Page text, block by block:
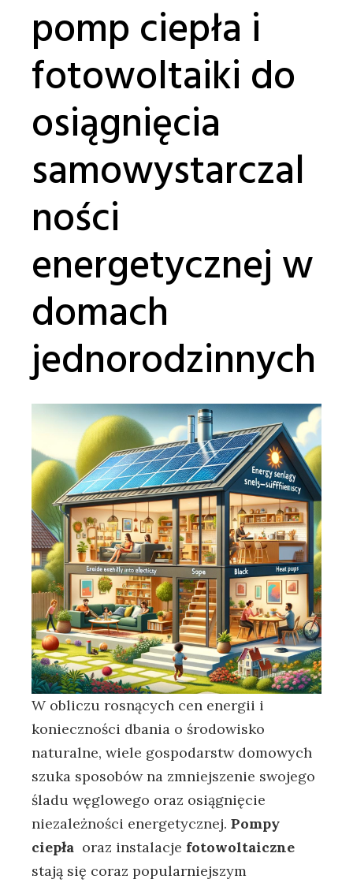
pomp ciepła i
fotowoltaiki do
osiągnięcia
samowystarczal
ności
energetycznej w
‍domach
jednorodzinnych
W ‍obliczu ⁢rosnących cen⁤ energii ​i
konieczności⁤ dbania o środowisko​
naturalne, ‍wiele gospodarstw domowych
szuka sposobów na⁤ zmniejszenie swojego
śladu‍ węglowego oraz osiągnięcie⁢
niezależności energetycznej.Pompy
ciepła ⁤ oraz ⁣instalacje fotowoltaiczne
stają się coraz⁤ popularniejszym